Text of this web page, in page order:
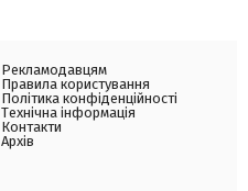
Рекламодавцям
Правила користування
Політика конфіденційності
Технічна інформація
Контакти
Архів